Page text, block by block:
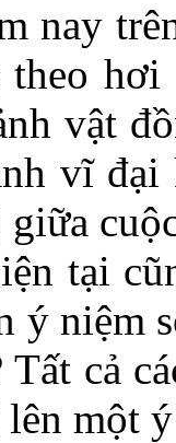
nay
hơi
vật
vĩ đại
giữa
tại
ý niệm
cả
một